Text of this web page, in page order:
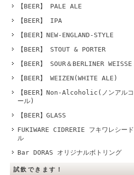
【BEER】 PALE ALE
【BEER】 IPA
【BEER】NEW-ENGLAND-STYLE
【BEER】 STOUT & PORTER
【BEER】 SOUR＆BERLINER WEISSE
【BEER】 WEIZEN(WHITE ALE)
【BEER】Non-Alcoholic(ノンアルコ
ール)
【BEER】GLASS
FUKIWARE CIDRERIE フキワレシード
ル
Bar DORAS オリジナルボトリング
試飲できます！